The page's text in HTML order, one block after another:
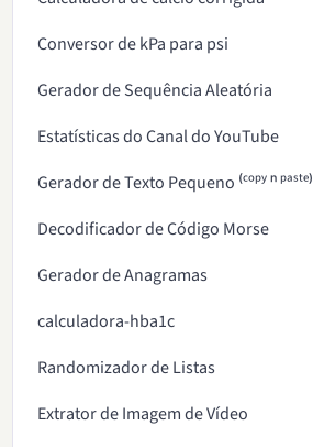
Conversor de kPa para psi
Gerador de Sequência Aleatória
Estatísticas do Canal do YouTube
Gerador de Texto Pequeno ⁽ᶜᵒᵖʸ ⁿ ᵖᵃˢᵗᵉ⁾
Decodificador de Código Morse
Gerador de Anagramas
calculadora-hba1c
Randomizador de Listas
Extrator de Imagem de Vídeo